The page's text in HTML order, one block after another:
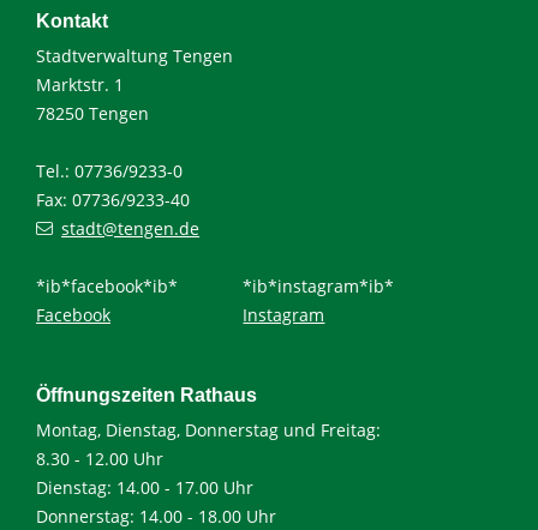
Kontakt
Stadtverwaltung Tengen
Marktstr. 1
78250 Tengen
Tel.: 07736/9233-0
Fax: 07736/9233-40
stadt@tengen.de
*ib*facebook*ib*
Facebook
*ib*instagram*ib*
Instagram
Öffnungszeiten Rathaus
Montag, Dienstag, Donnerstag und Freitag:
8.30 - 12.00 Uhr
Dienstag: 14.00 - 17.00 Uhr
Donnerstag: 14.00 - 18.00 Uhr